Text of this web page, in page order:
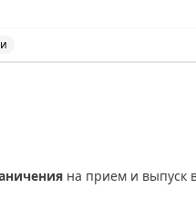
на прием и выпуск